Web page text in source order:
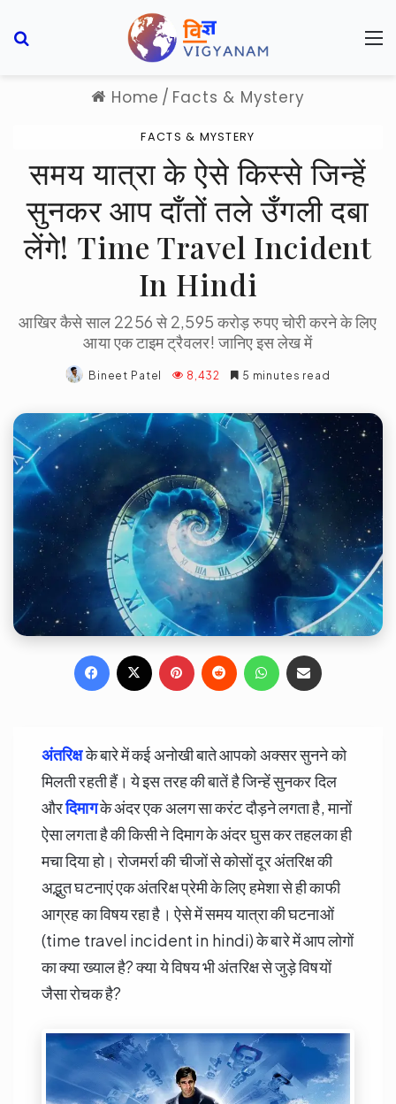
Home / Facts & Mystery
FACTS & MYSTERY
समय यात्रा के ऐसे किस्से जिन्हें
सुनकर आप दाँतों तले उँगली दबा
लेंगे! Time Travel Incident
In Hindi
आखिर कैसे साल 2256 से 2,595 करोड़ रुपए चोरी करने के लिए
आया एक टाइम ट्रैवलर! जानिए इस लेख में
Bineet Patel 8,432 5 minutes read
Facebook Pinterest
Reddit WhatsApp
अंतरिक्षके बारे में कई अनोखी बाते आपको अक्सर सुनने को
मिलती रहती हैं। ये इस तरह की बातें है जिन्हें सुनकर दिल
औरदिमागके अंदर एक अलग सा करंट दौड़ने लगता है, मानों
ऐसा लगता है की किसी ने दिमाग के अंदर घुस कर तहलका ही
मचा दिया हो। रोजमर्रा की चीजों से कोसों दूर अंतरिक्ष की
अद्भुत घटनाएं एक अंतरिक्ष प्रेमी के लिए हमेशा से ही काफी
आग्रह का विषय रहा है। ऐसे में समय यात्रा की घटनाओं
(time travel incident in hindi) के बारे में आप लोगों
का क्या ख्याल है? क्या ये विषय भी अंतरिक्ष से जुड़े विषयों
जैसा रोचक है?